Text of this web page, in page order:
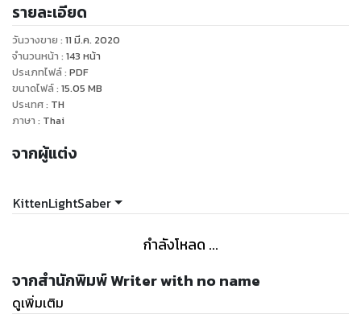
เมแกน ควินน์กับพลพรรคพิทักษ์โลก, Lust Demons หื่นแล้วไง ก็
ใจมันรักไปแล้วนี่นา และ Hellatia หมาป่าล่าสวาท
หนึ่งเพื่อปกป้องจักรวาล(Princess Adventure)
หนึ่งเพื่อกอบกู้จินตนาการก่อนจะสูญหาย(The Dream where
รายละเอียด
วันวางขาย : 11 มี.ค. 2020
จำนวนหน้า : 143 หน้า
ประเภทไฟล์: PDF
ขนาดไฟล์: 15.05 MB
ประเทศ: TH
ภาษา : Thai
จากผู้แต่ง
KittenLightSaber
กำลังโหลด ...
จากสำนักพิมพ์ Writer with no name
ดูเพิ่มเติม